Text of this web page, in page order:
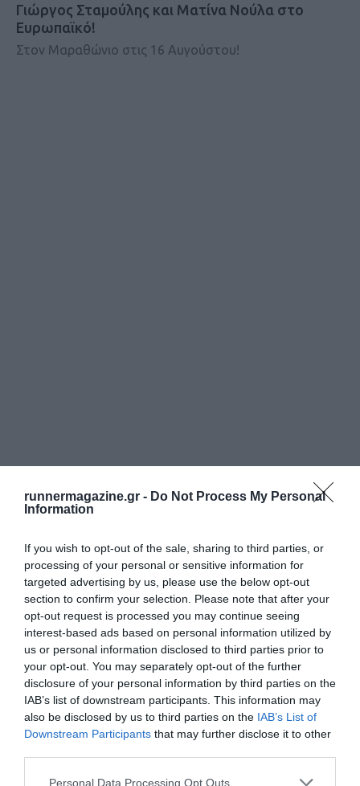
runnermagazine.gr - Do Not Process My Personal
Information
If you wish to opt-out of the sale, sharing to third parties, or
processing of your personal or sensitive information for
targeted advertising by us, please use the below opt-out
section to confirm your selection. Please note that after your
opt-out request is processed you may continue seeing
interest-based ads based on personal information utilized by
us or personal information disclosed to third parties prior to
your opt-out. You may separately opt-out of the further
disclosure of your personal information by third parties on the
IAB’s list of downstream participants. This information may
also be disclosed by us to third parties on the IAB’s List of
Downstream Participants that may further disclose it to other
Personal Data Processing Opt Outs
Γιώργος Σταμούλης και Ματίνα Νούλα στο
Ευρωπαϊκό!
Στον Μαραθώνιο στις 16 Αυγούστου!